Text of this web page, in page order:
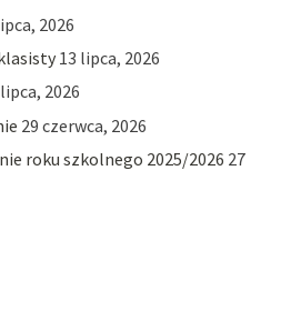
2026
13 lipca, 2026
2026
29 czerwca, 2026
roku szkolnego 2025/2026 27